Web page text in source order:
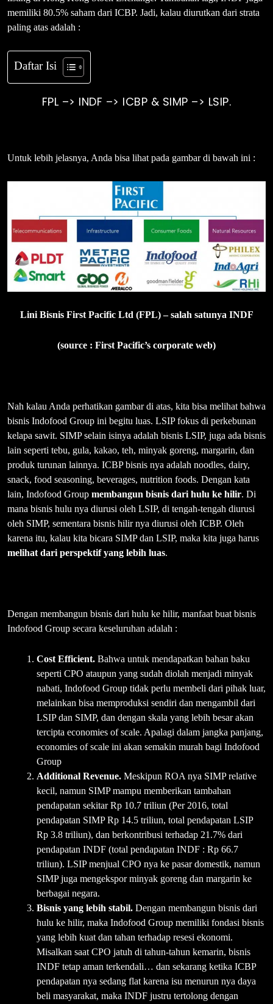
memiliki 80.5% saham dari ICBP. Jadi, kalau diurutkan dari strata
paling atas adalah :
Daftar Isi
FPL –> INDF –> ICBP & SIMP –> LSIP.
Untuk lebih jelasnya, Anda bisa lihat pada gambar di bawah ini :
Lini Bisnis First Pacific Ltd (FPL) – salah satunya INDF
(source : First Pacific’s corporate web)
Nah kalau Anda perhatikan gambar di atas, kita bisa melihat bahwa
bisnis Indofood Group ini begitu luas. LSIP fokus di perkebunan
kelapa sawit. SIMP selain isinya adalah bisnis LSIP, juga ada bisnis
lain seperti tebu, gula, kakao, teh, minyak goreng, margarin, dan
produk turunan lainnya. ICBP bisnis nya adalah noodles, dairy,
snack, food seasoning, beverages, nutrition foods. Dengan kata
lain, Indofood Group membangun bisnis dari hulu ke hilir. Di
mana bisnis hulu nya diurusi oleh LSIP, di tengah-tengah diurusi
oleh SIMP, sementara bisnis hilir nya diurusi oleh ICBP. Oleh
karena itu, kalau kita bicara SIMP dan LSIP, maka kita juga harus
melihat dari perspektif yang lebih luas.
Dengan membangun bisnis dari hulu ke hilir, manfaat buat bisnis
Indofood Group secara keseluruhan adalah :
Cost Efficient. Bahwa untuk mendapatkan bahan baku
seperti CPO ataupun yang sudah diolah menjadi minyak
nabati, Indofood Group tidak perlu membeli dari pihak luar,
melainkan bisa memproduksi sendiri dan mengambil dari
LSIP dan SIMP, dan dengan skala yang lebih besar akan
tercipta economies of scale. Apalagi dalam jangka panjang,
economies of scale ini akan semakin murah bagi Indofood
Group
Additional Revenue. Meskipun ROA nya SIMP relative
kecil, namun SIMP mampu memberikan tambahan
pendapatan sekitar Rp 10.7 triliun (Per 2016, total
pendapatan SIMP Rp 14.5 triliun, total pendapatan LSIP
Rp 3.8 triliun), dan berkontribusi terhadap 21.7% dari
pendapatan INDF (total pendapatan INDF : Rp 66.7
triliun). LSIP menjual CPO nya ke pasar domestik, namun
SIMP juga mengekspor minyak goreng dan margarin ke
berbagai negara.
Bisnis yang lebih stabil. Dengan membangun bisnis dari
hulu ke hilir, maka Indofood Group memiliki fondasi bisnis
yang lebih kuat dan tahan terhadap resesi ekonomi.
Misalkan saat CPO jatuh di tahun-tahun kemarin, bisnis
INDF tetap aman terkendali… dan sekarang ketika ICBP
pendapatan nya sedang flat karena isu menurun nya daya
beli masyarakat, maka INDF justru tertolong dengan